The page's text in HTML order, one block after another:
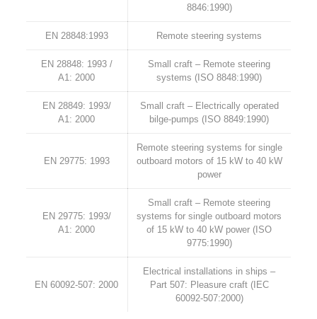
8846:1990)
EN 28848:1993 Remote steering systems
EN 28848: 1993 /
A1: 2000
Small craft – Remote steering
systems (ISO 8848:1990)
EN 28849: 1993/
A1: 2000
Small craft – Electrically operated
bilge-pumps (ISO 8849:1990)
EN 29775: 1993
Remote steering systems for single
outboard motors of 15 kW to 40 kW
power
EN 29775: 1993/
A1: 2000
Small craft – Remote steering
systems for single outboard motors
of 15 kW to 40 kW power (ISO
9775:1990)
EN 60092-507: 2000
Electrical installations in ships –
Part 507: Pleasure craft (IEC
60092-507:2000)